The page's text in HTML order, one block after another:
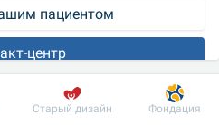
пациентом
центр
пациентов,
Пациенту
Старый дизайн Фондация